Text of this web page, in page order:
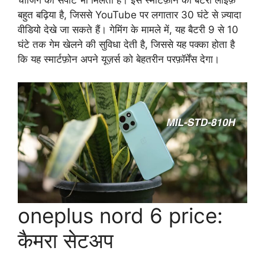
बहुत बढ़िया है, जिससे YouTube पर लगातार 30 घंटे से ज़्यादा
वीडियो देखे जा सकते हैं। गेमिंग के मामले में, यह बैटरी 9 से 10
घंटे तक गेम खेलने की सुविधा देती है, जिससे यह पक्का होता है
कि यह स्मार्टफ़ोन अपने यूज़र्स को बेहतरीन परफ़ॉर्मेंस देगा।
oneplus nord 6 price:
कैमरा सेटअप